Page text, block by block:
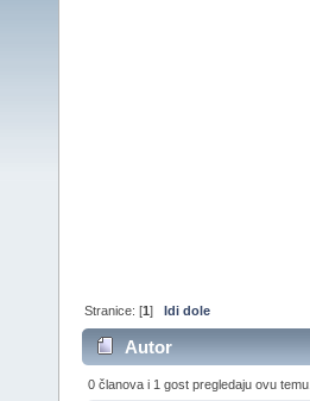
Stranice: [1]Idi dole
Autor
0 članova i 1 gost pregledaju ovu temu.